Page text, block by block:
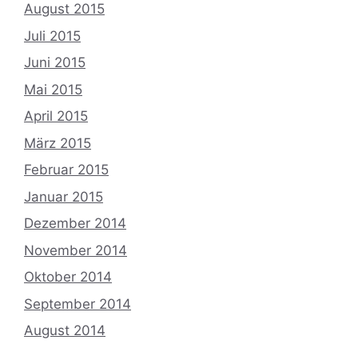
August 2015
Juli 2015
Juni 2015
Mai 2015
April 2015
März 2015
Februar 2015
Januar 2015
Dezember 2014
November 2014
Oktober 2014
September 2014
August 2014